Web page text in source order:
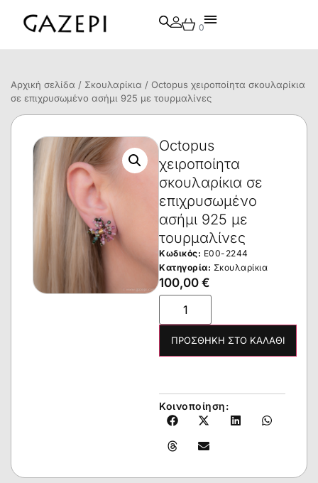
0
Αρχική σελίδα / Σκουλαρίκια / Octopus χειροποίητα σκουλαρίκια
σε επιχρυσωμένο ασήμι 925 με τουρμαλίνες
Octopus
χειροποίητα
σκουλαρίκια σε
επιχρυσωμένο
ασήμι 925 με
τουρμαλίνες
Κωδικός: E00-2244
Κατηγορία: Σκουλαρίκια
100,00 €
ΠΡΟΣΘΉΚΗ ΣΤΟ ΚΑΛΆΘΙ
Κοινοποίηση: